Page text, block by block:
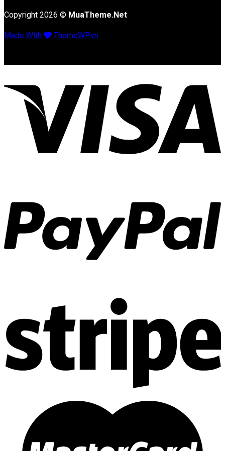
Copyright 2026 © MuaTheme.Net
Made With ThemeWP.vn